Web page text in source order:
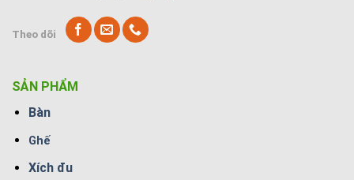
Theo dõi
SẢN PHẨM
Bàn
Ghế
Xích đu